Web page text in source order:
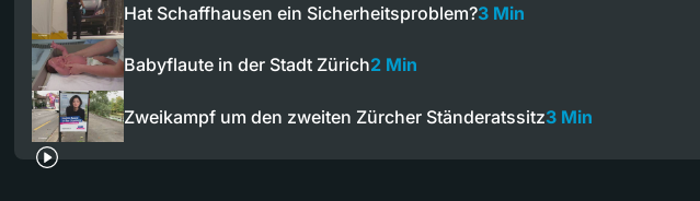
Hat Schaffhausen ein Sicherheitsproblem?3 Min
Babyflaute in der Stadt Zürich2 Min
Zweikampf um den zweiten Zürcher Ständeratssitz3 Min